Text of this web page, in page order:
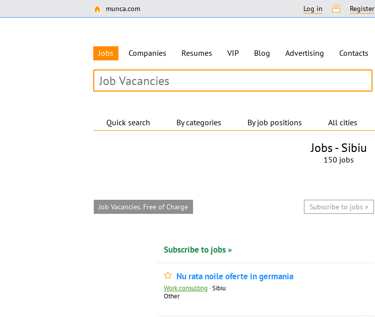
munca.com Log in Register
Jobs Companies Resumes VIP Blog Advertising Contacts
Quick search By categories By job positions All cities
Jobs -Sibiu
150 jobs
Subscribe to jobs »
Job Vacancies. Free of Charge
Subscribe to jobs »
Nu rata noile oferte in germania
Work consulting ·Sibiu
Other